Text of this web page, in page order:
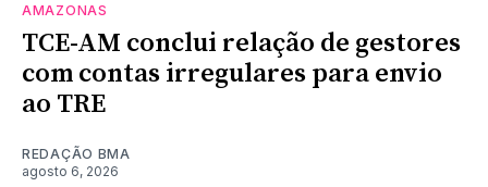
AMAZONAS
TCE-AM conclui relação de gestores
com contas irregulares para envio
ao TRE
REDAÇÃO BMA
agosto 6, 2026